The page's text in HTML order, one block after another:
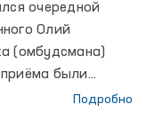
очередной
Олий
(омбудсмана)
были
40 граждан.Подробно